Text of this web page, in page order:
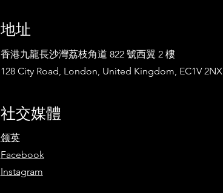
地址
香港九龍長沙灣荔枝角道 822 號西翼 2 樓
128 City Road, London, United Kingdom, EC1V 2NX
社交媒體
领英
Facebook
Instagram